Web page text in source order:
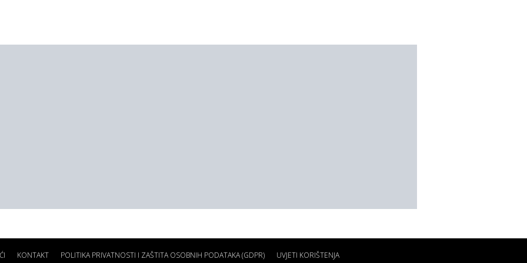
KONTAKT POLITIKA PRIVATNOSTI I ZAŠTITA OSOBNIH PODATAKA (GDPR) UVJETI KORIŠTENJA